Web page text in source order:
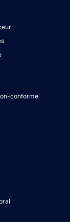
conforme